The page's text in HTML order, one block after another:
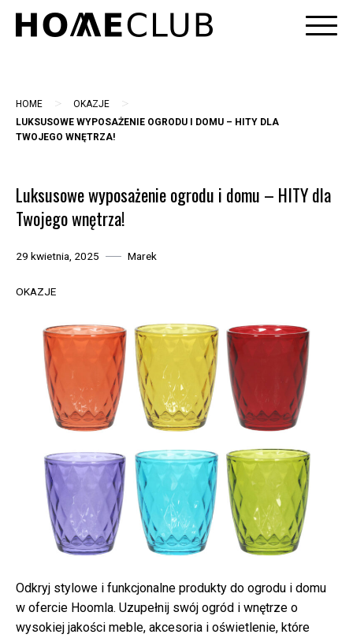
Skip
HOME > OKAZJE >
LUKSUSOWE WYPOSAŻENIE OGRODU I DOMU – HITY DLA
TWOJEGO WNĘTRZA!
Luksusowe wyposażenie ogrodu i domu – HITY dla
Twojego wnętrza!
29 kwietnia, 2025 Marek
OKAZJE
Odkryj stylowe i funkcjonalne produkty do ogrodu i domu
w ofercie Hoomla. Uzupełnij swój ogród i wnętrze o
wysokiej jakości meble, akcesoria i oświetlenie, które